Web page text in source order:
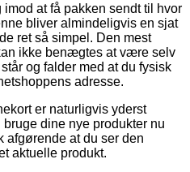
at få pakken sendt til hvor
bliver almindeligvis en sjat
ret så simpel. Den mest
ikke benægtes at være selv
og falder med at du fysisk
adresse.
er naturligvis yderst
dine nye produkter nu
afgørende at du ser den
aktuelle produkt.